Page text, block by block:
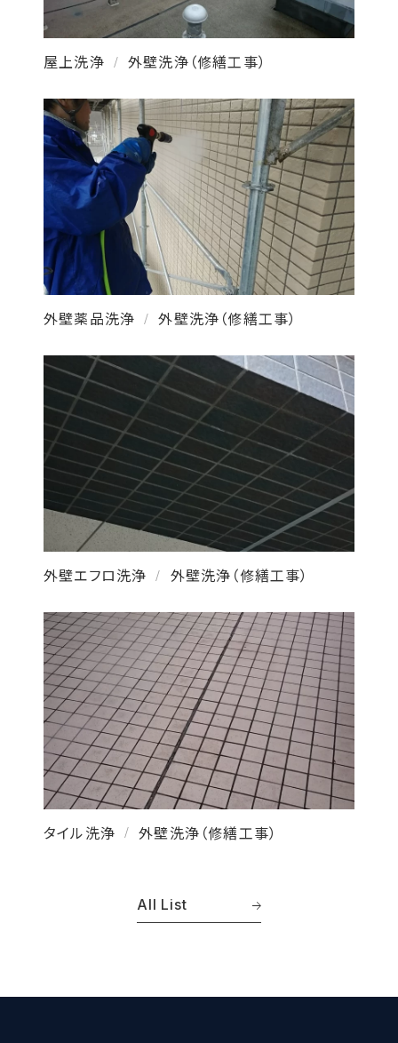
屋上洗浄 / 外壁洗浄（修繕工事）
外壁薬品洗浄 / 外壁洗浄（修繕工事）
外壁エフロ洗浄 / 外壁洗浄（修繕工事）
タイル洗浄 / 外壁洗浄（修繕工事）
All List